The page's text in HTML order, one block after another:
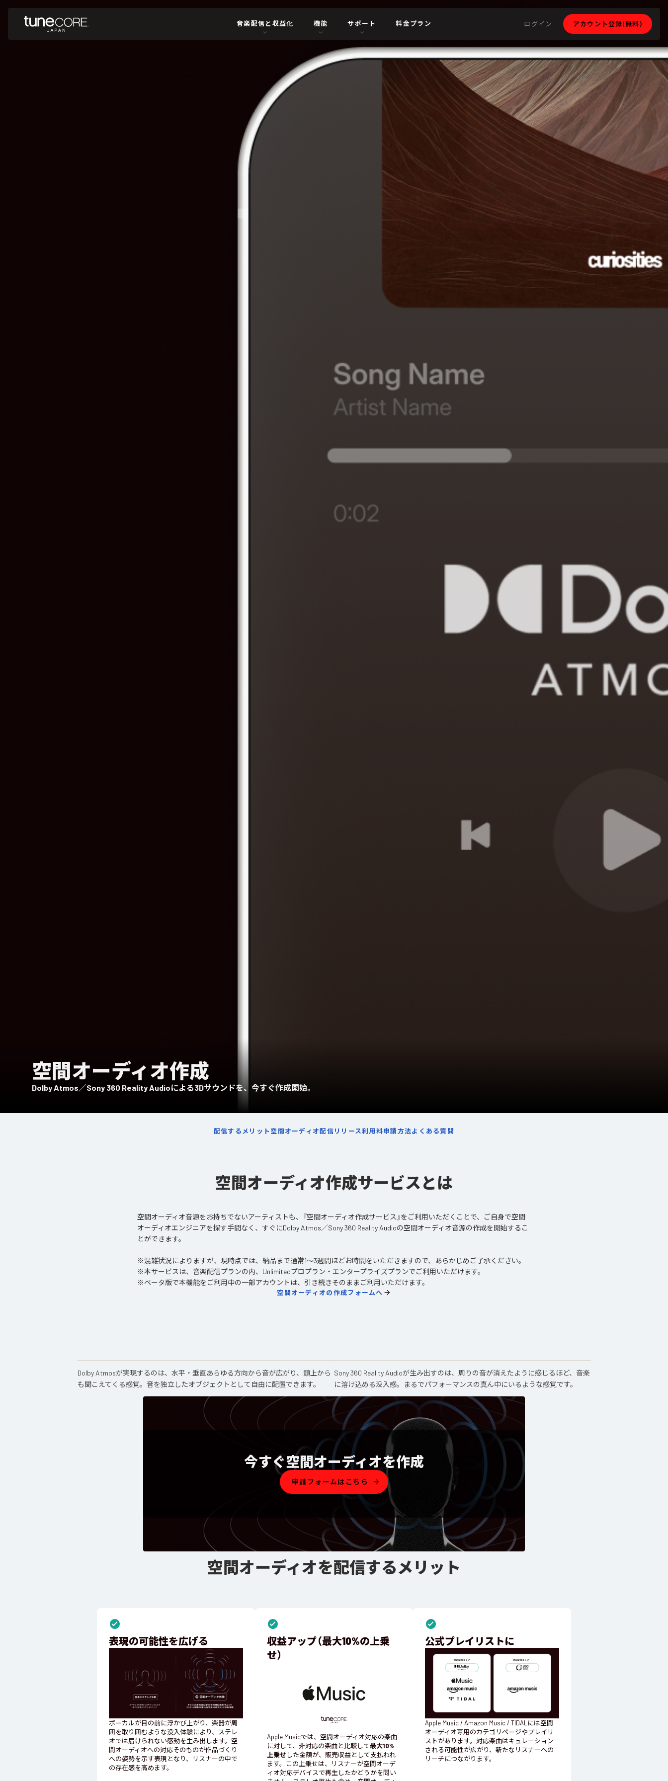
音楽配信と収益化 機能 サポート 料金プラン ログイン アカウント登録(無料)
空間オーディオ作成
Dolby Atmos／Sony 360 Reality Audioによる3Dサウンドを、今すぐ作成開始。
配信するメリット空間オーディオ配信リリース利用料申請方法よくある質問
空間オーディオ作成サービスとは
空間オーディオ音源をお持ちでないアーティストも、『空間オーディオ作成サービス』をご利用いただくことで、ご自身で空間
オーディオエンジニアを探す手間なく、すぐにDolby Atmos／Sony 360 Reality Audioの空間オーディオ音源の作成を開始するこ
とができます。
※混雑状況によりますが、現時点では、納品まで通常1〜3週間ほどお時間をいただきますので、あらかじめご了承ください。
※本サービスは、音楽配信プランの内、Unlimitedプロプラン・エンタープライズプランでご利用いただけます。
※ベータ版で本機能をご利用中の一部アカウントは、引き続きそのままご利用いただけます。
空間オーディオの作成フォームへ
Dolby Atmosが実現するのは、水平・垂直あらゆる方向から音が広がり、頭上から
も聞こえてくる感覚。音を独立したオブジェクトとして自由に配置できます。
Sony 360 Reality Audioが生み出すのは、周りの音が消えたように感じるほど、音楽
に溶け込める没入感。まるでパフォーマンスの真ん中にいるような感覚です。
今すぐ空間オーディオを作成
申請フォームはこちら
空間オーディオを配信するメリット
表現の可能性を広げる
ボーカルが目の前に浮かび上がり、楽器が周
囲を取り囲むような没入体験により、ステレ
オでは届けられない感動を生み出します。空
間オーディオへの対応そのものが作品づくり
への姿勢を示す表現となり、リスナーの中で
の存在感を高めます。
収益アップ（最大10%の上乗
せ）
Apple Musicでは、空間オーディオ対応の楽曲
に対して、非対応の楽曲と比較して最大10%
上乗せ した金額が、販売収益として支払われ
ます。この上乗せは、リスナーが空間オーデ
ィオ対応デバイスで再生したかどうかを問い
公式プレイリストに
Apple Music / Amazon Music / TIDALには空間
オーディオ専用のカテゴリページやプレイリ
ストがあります。対応楽曲はキュレーション
される可能性が広がり、新たなリスナーへの
リーチにつながります。